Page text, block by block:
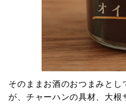
そのままお酒のおつまみと
が、チャーハンの具材、大根